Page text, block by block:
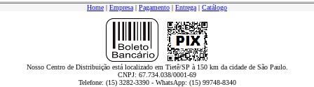
Home | Empresa | Pagamento | Entrega | Catálogo
Nosso Centro de Distribuição está localizado em Tietê/SP à 150 km da cidade de São Paulo.
CNPJ: 67.734.038/0001-69
Telefone: (15) 3282-3390 - WhatsApp: (15) 99748-8340